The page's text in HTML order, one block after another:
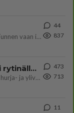
Olen säälittävä, mitä tulee sinun kohtaamiseen. Tunnen vaan itseni todella epävarmaksi sun kanssa. Jos minun olisi pitän
44
837
Perussuomalaisten kannatus nousi rytinällä Ylen tänään julkaisemassa tuoreimmassa gallup-kyselyssä.
https://yle.fi/a/74-20239449 Perussuomalaisilla hurja- ja ylivoimaisesti suurin nousu tässä uudessa Ylen gallupissa. Kyl
473
713
11